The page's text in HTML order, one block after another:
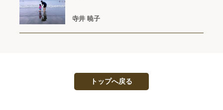
寺井 暁子
トップへ戻る